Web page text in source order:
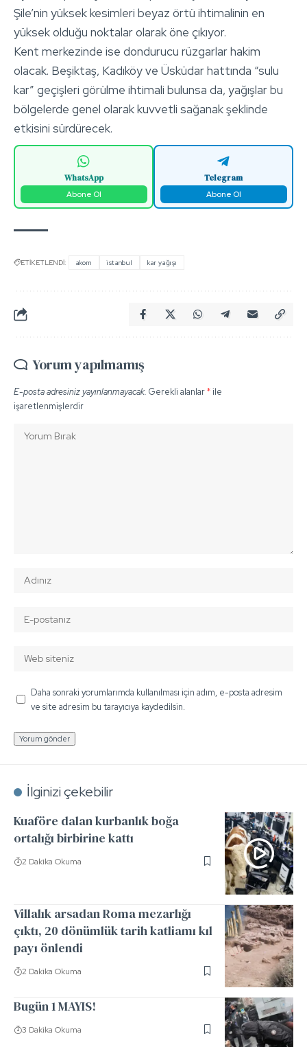
Şile’nin yüksek kesimleri beyaz örtü ihtimalinin en
yüksek olduğu noktalar olarak öne çıkıyor.
Kent merkezinde ise dondurucu rüzgarlar hakim
olacak. Beşiktaş, Kadıköy ve Üsküdar hattında “sulu
kar” geçişleri görülme ihtimali bulunsa da, yağışlar bu
bölgelerde genel olarak kuvvetli sağanak şeklinde
etkisini sürdürecek.
WhatsApp
Abone Ol
Telegram
Abone Ol
ETİKETLENDİ: akom istanbul kar yağışı
Yorum yapılmamış
E-posta adresiniz yayınlanmayacak. Gerekli alanlar*ile
işaretlenmişlerdir
Daha sonraki yorumlarımda kullanılması için adım, e-posta adresim
ve site adresim bu tarayıcıya kaydedilsin.
İlginizi çekebilir
Kuaföre dalan kurbanlık boğa
ortalığı birbirine kattı
2 Dakika Okuma
Villalık arsadan Roma mezarlığı
çıktı, 20 dönümlük tarih katliamı kıl
payı önlendi
2 Dakika Okuma
Bugün 1 MAYIS!
3 Dakika Okuma